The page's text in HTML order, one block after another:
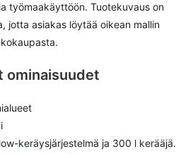
työmaakäyttöön. Tuotekuvaus on
jotta asiakas löytää oikean mallin
ominaisuudet
keräysjärjestelmä ja 300 l kerääjä.